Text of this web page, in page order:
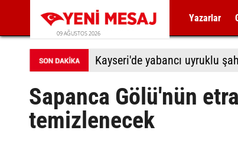
09 AĞUSTOS 2026
Yazarlar
Kayseri'de yabancı uyruklu
Sapanca Gölü'nün
temizlenecek